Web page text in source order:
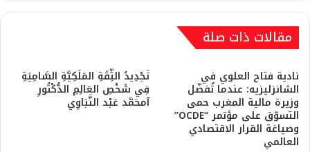
مقالات ذات صلة
نادية فتاح العلوي في
الشانزليزيه: عندما تُفضّل
وزيرة مالية المغرب حمى
التسوّق على مؤتمر “OCDE”
وصياغة القرار الاقتصادي
العالمي
تَجْدِيدُ الثِّقَةِ المَلَكِيَّةِ السَّامِيَةِ
فِي شَخْصِ العَالِمِ الدُّكْتُورِ
آمحَمَّد عَبْد النَّبَاوِي